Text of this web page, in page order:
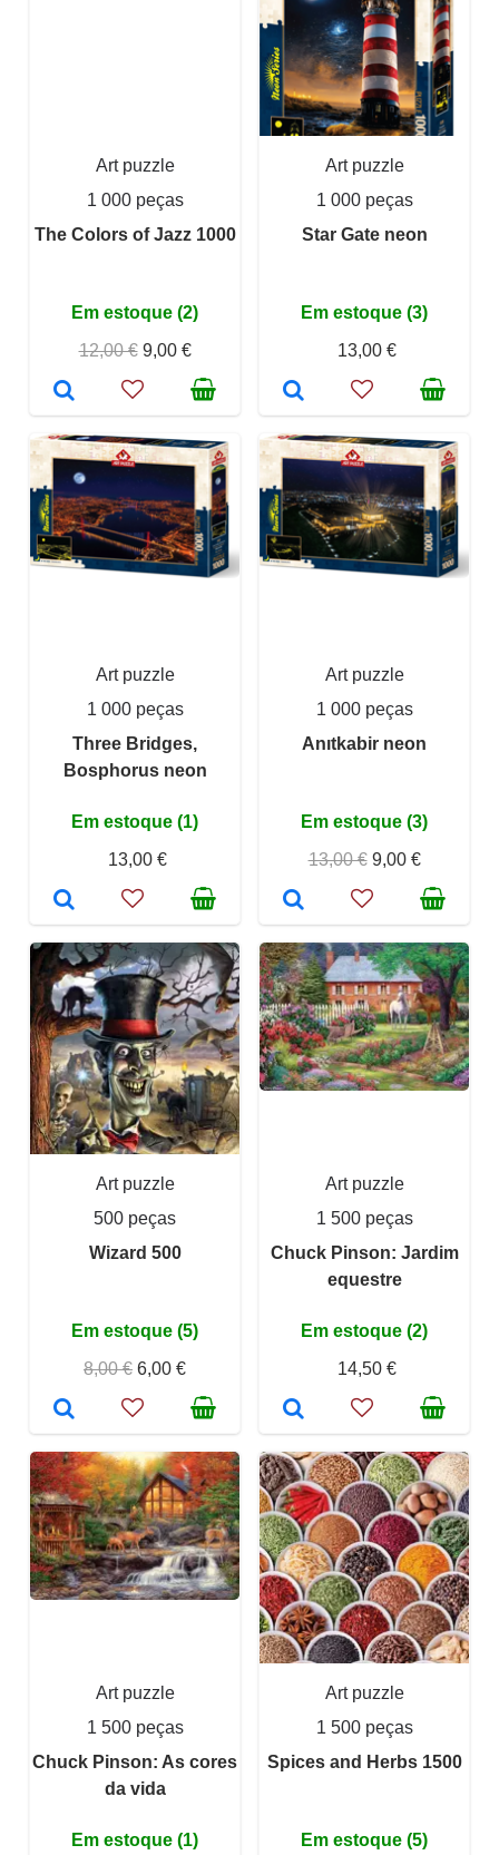
Art puzzle
1 000 peças
The Colors of Jazz 1000
Em estoque (2)
12,00 € 9,00 €
Art puzzle
1 000 peças
Star Gate neon
Em estoque (3)
13,00 €
Art puzzle
1 000 peças
Three Bridges,
Bosphorus neon
Em estoque (1)
13,00 €
Art puzzle
1 000 peças
Anıtkabir neon
Em estoque (3)
13,00 € 9,00 €
Art puzzle
500 peças
Wizard 500
Em estoque (5)
8,00 € 6,00 €
Art puzzle
1 500 peças
Chuck Pinson: Jardim
equestre
Em estoque (2)
14,50 €
Art puzzle
1 500 peças
Chuck Pinson: As cores
da vida
Em estoque (1)
Art puzzle
1 500 peças
Spices and Herbs 1500
Em estoque (5)